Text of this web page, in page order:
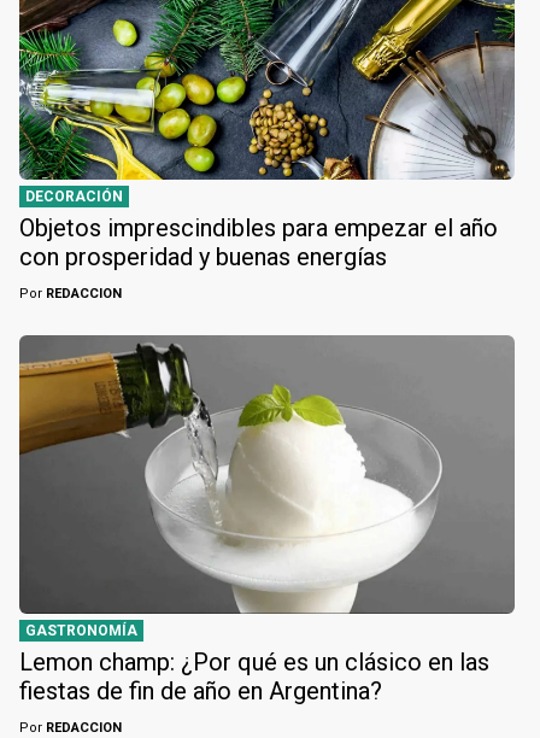
DECORACIÓN
Objetos imprescindibles para empezar el año
con prosperidad y buenas energías
Por REDACCION
GASTRONOMÍA
Lemon champ: ¿Por qué es un clásico en las
fiestas de fin de año en Argentina?
Por REDACCION